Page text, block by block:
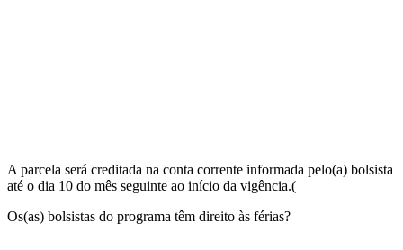
A parcela será creditada na conta corrente informada pelo(a) bolsista
até o dia 10 do mês seguinte ao início da vigência.(
Os(as) bolsistas do programa têm direito às férias?